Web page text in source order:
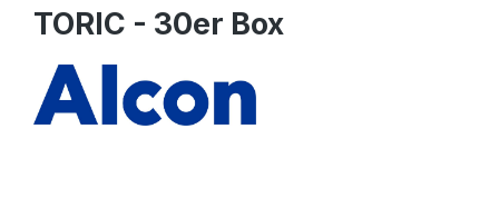
TORIC - 30er Box